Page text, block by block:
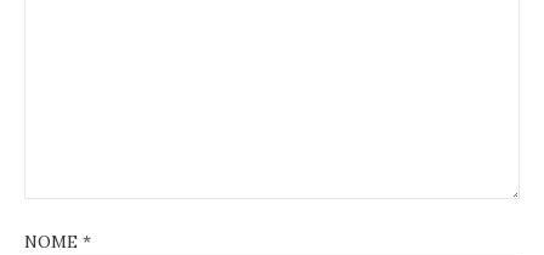
NOME *